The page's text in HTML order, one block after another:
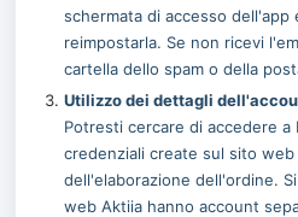
schermata di accesso
reimpostarla. Se non ricevi
cartella dello spam o della
Utilizzo dei dettagli
Potresti cercare di accedere a
credenziali create sul sito web
dell'elaborazione dell'ordine.
web Aktiia hanno account